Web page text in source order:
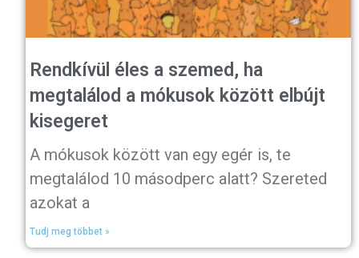
Rendkívül éles a szemed, ha
megtalálod a mókusok között elbújt
kisegeret
A mókusok között van egy egér is, te
megtalálod 10 másodperc alatt? Szereted
azokat a
Tudj meg többet »